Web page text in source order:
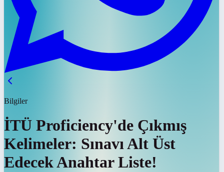
Bilgiler
İTÜ Proficiency'de Çıkmış
Kelimeler: Sınavı Alt Üst
Edecek Anahtar Liste!